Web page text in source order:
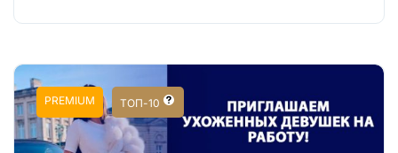
PREMIUM ТОП-10